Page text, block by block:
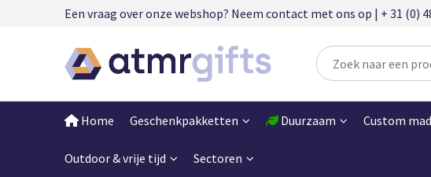
Een vraag over onze webshop? Neem contact met ons op | + 31 (0)
Home Geschenkpakketten Duurzaam Custom
Outdoor & vrije tijd Sectoren